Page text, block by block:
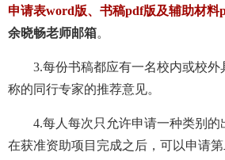
申请表word版、书稿pdf版及辅助材料
余晓畅老师邮箱。
3.每份书稿都应有一名校内或校
称的同行专家的推荐意见。
4.每人每次只允许申请一种类别的
在获准资助项目完成之后，可以申请第